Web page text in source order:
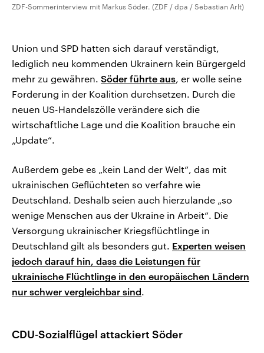
ZDF-Sommerinterview mit Markus Söder. (ZDF / dpa / Sebastian Arlt)
Union und SPD hatten sich darauf verständigt,
lediglich neu kommenden Ukrainern kein Bürgergeld
mehr zu gewähren. Söder führte aus, er wolle seine
Forderung in der Koalition durchsetzen. Durch die
neuen US-Handelszölle verändere sich die
wirtschaftliche Lage und die Koalition brauche ein
„Update“.
Außerdem gebe es „kein Land der Welt“, das mit
ukrainischen Geflüchteten so verfahre wie
Deutschland. Deshalb seien auch hierzulande „so
wenige Menschen aus der Ukraine in Arbeit“. Die
Versorgung ukrainischer Kriegsflüchtlinge in
Deutschland gilt als besonders gut. Experten weisen
jedoch darauf hin, dass die Leistungen für
ukrainische Flüchtlinge in den europäischen Ländern
nur schwer vergleichbar sind.
CDU-Sozialflügel attackiert Söder